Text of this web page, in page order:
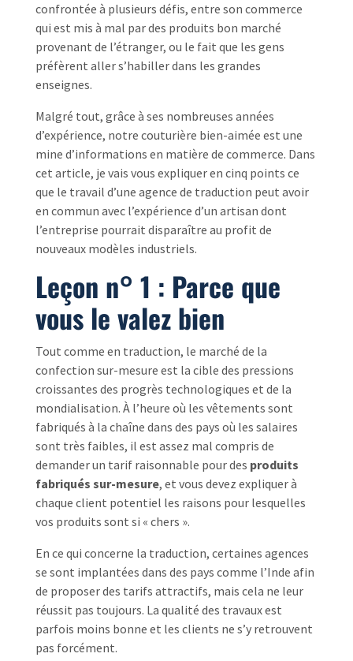
confrontée à plusieurs défis, entre son commerce
qui est mis à mal par des produits bon marché
provenant de l’étranger, ou le fait que les gens
préfèrent aller s’habiller dans les grandes
enseignes.
Malgré tout, grâce à ses nombreuses années
d’expérience, notre couturière bien-aimée est une
mine d’informations en matière de commerce. Dans
cet article, je vais vous expliquer en cinq points ce
que le travail d’une agence de traduction peut avoir
en commun avec l’expérience d’un artisan dont
l’entreprise pourrait disparaître au profit de
nouveaux modèles industriels.
Leçon n° 1 : Parce que
vous le valez bien
Tout comme en traduction, le marché de la
confection sur-mesure est la cible des pressions
croissantes des progrès technologiques et de la
mondialisation. À l’heure où les vêtements sont
fabriqués à la chaîne dans des pays où les salaires
sont très faibles, il est assez mal compris de
demander un tarif raisonnable pour des produits
fabriqués sur-mesure, et vous devez expliquer à
chaque client potentiel les raisons pour lesquelles
vos produits sont si « chers ».
En ce qui concerne la traduction, certaines agences
se sont implantées dans des pays comme l’Inde afin
de proposer des tarifs attractifs, mais cela ne leur
réussit pas toujours. La qualité des travaux est
parfois moins bonne et les clients ne s’y retrouvent
pas forcément.